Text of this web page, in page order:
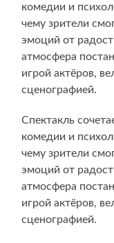
комедии и
чему зрители
эмоций от
атмосфера
игрой актёров,
сценографией.
Спектакль
комедии и
чему зрители
эмоций от
атмосфера
игрой актёров,
сценографией.